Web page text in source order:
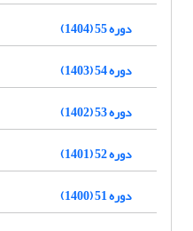
دوره 55 (1404)
دوره 54 (1403)
دوره 53 (1402)
دوره 52 (1401)
دوره 51 (1400)